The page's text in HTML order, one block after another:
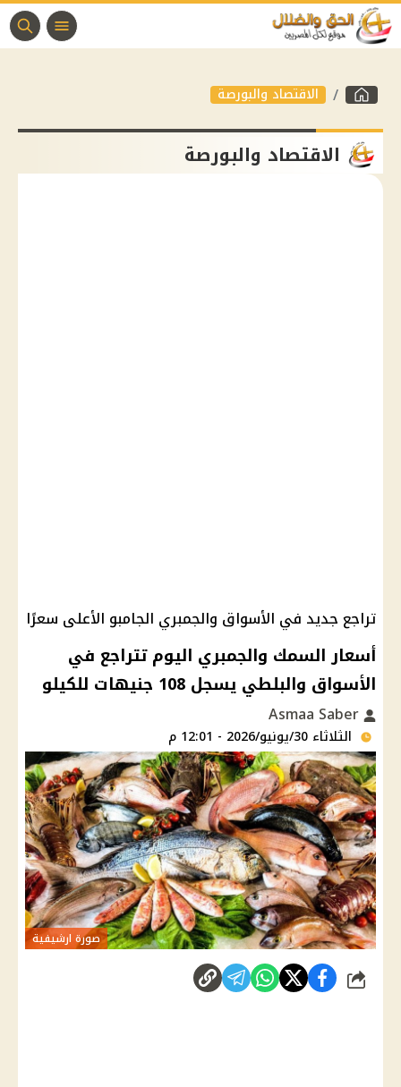
الاقتصاد والبورصة
الاقتصاد والبورصة
تراجع جديد في الأسواق والجمبري الجامبو الأعلى سعرًا
أسعار السمك والجمبري اليوم تتراجع في
الأسواق والبلطي يسجل 108 جنيهات للكيلو
الثلاثاء 30/يونيو/2026 - 12:01 م
صورة ارشيفية
شارك